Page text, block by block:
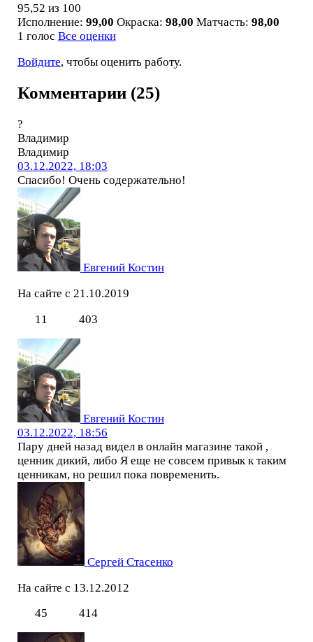
95,52 из 100
Исполнение: 99,00 Окраска: 98,00 Матчасть: 98,00
1 голос Все оценки
Войдите, чтобы оценить работу.
Комментарии (25)
?
Владимир
Владимир
03.12.2022, 18:03
Спасибо! Очень содержательно!
Евгений Костин
На сайте с 21.10.2019
11
403
Евгений Костин
03.12.2022, 18:56
Пару дней назад видел в онлайн магазине такой ,
ценник дикий, либо Я еще не совсем привык к таким
ценникам, но решил пока повременить.
Сергей Стасенко
На сайте с 13.12.2012
45
414